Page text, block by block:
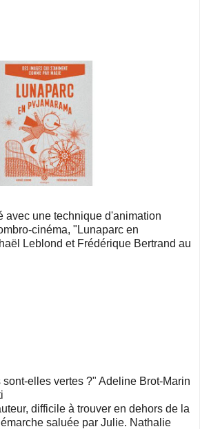
avec une technique d'animation
cinéma, "Lunaparc en
Leblond et Frédérique Bertrand au
elles vertes ?" Adeline Brot-Marin
difficile à trouver en dehors de la
saluée par Julie. Nathalie